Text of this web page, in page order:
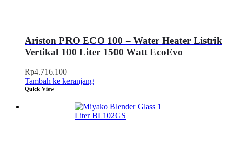
Ariston PRO ECO 100 – Water Heater Listrik
Vertikal 100 Liter 1500 Watt EcoEvo
Rp4.716.100
Tambah ke keranjang
Quick View